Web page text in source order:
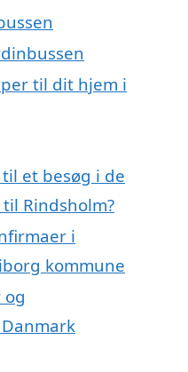
til dit hjem i
et besøg i de
Rindsholm?
i
kommune